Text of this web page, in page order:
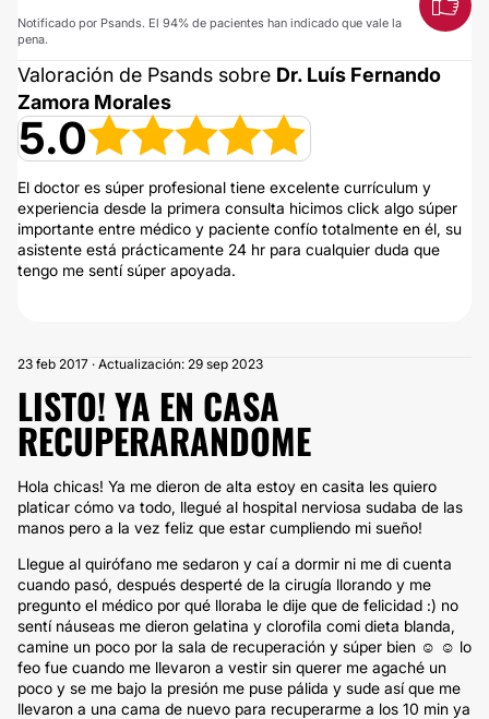
Notificado por Psands. El 94% de pacientes han indicado que vale la
pena.
Valoración de Psands sobre Dr. Luís Fernando
Zamora Morales
5.0
El doctor es súper profesional tiene excelente currículum y
experiencia desde la primera consulta hicimos click algo súper
importante entre médico y paciente confío totalmente en él, su
asistente está prácticamente 24 hr para cualquier duda que
tengo me sentí súper apoyada.
23 feb 2017 · Actualización: 29 sep 2023
LISTO! YA EN CASA
RECUPERARANDOME
Hola chicas! Ya me dieron de alta estoy en casita les quiero
platicar cómo va todo, llegué al hospital nerviosa sudaba de las
manos pero a la vez feliz que estar cumpliendo mi sueño!
Llegue al quirófano me sedaron y caí a dormir ni me di cuenta
cuando pasó, después desperté de la cirugía llorando y me
pregunto el médico por qué lloraba le dije que de felicidad :) no
sentí náuseas me dieron gelatina y clorofila comi dieta blanda,
camine un poco por la sala de recuperación y súper bien ☺ ☺ lo
feo fue cuando me llevaron a vestir sin querer me agaché un
poco y se me bajo la presión me puse pálida y sude así que me
llevaron a una cama de nuevo para recuperarme a los 10 min ya